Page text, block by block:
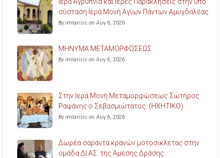
Ιερά Αγρυπνία και Ιερές Παρακλήσεις στην υπό
σύσταση Ιερά Μονή Αγίων Πάντων Αμυγδαλέας.
By imlarisis on Αυγ 6, 2026
ΜΗΝΥΜΑ ΜΕΤΑΜΟΡΦΩΣΕΩΣ
By imlarisis on Αυγ 6, 2026
Στην Ιερά Μονή Μεταμορφώσεως Σωτήρος
Ραψάνης ο Σεβασμιώτατος. (ΗΧΗΤΙΚΟ)
By imlarisis on Αυγ 6, 2026
Δωρέα σαράντα κρανών μοτοσικλέτας στην
ομάδα ΔΙ.ΑΣ. της Άμεσης Δράσης.